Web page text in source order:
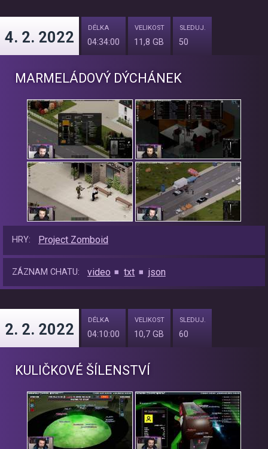
4. 2. 2022
DÉLKA
04:34:00
VELIKOST
11,8 GB
SLEDUJ.
50
MARMELÁDOVÝ DÝCHÁNEK
HRY: Project Zomboid
ZÁZNAM CHATU: video txt json
2. 2. 2022
DÉLKA
04:10:00
VELIKOST
10,7 GB
SLEDUJ.
60
KULIČKOVÉ ŠÍLENSTVÍ